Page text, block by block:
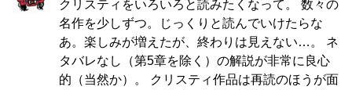
クリスティをいろいろと読みたくなって。 数々の
名作を少しずつ。じっくりと読んでいけたらな
あ。楽しみが増えたが、終わりは見えない…。 ネ
タバレなし（第5章を除く）の解説が非常に良心
的（当然か）。 クリスティ作品は再読のほうが面